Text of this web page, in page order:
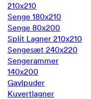
210x210
Senge 180x210
Senge 80x200
Split Lagner 210x210
Sengesæt 240x220
Sengerammer
140x200
Gavlpuder
Kuvertlagner